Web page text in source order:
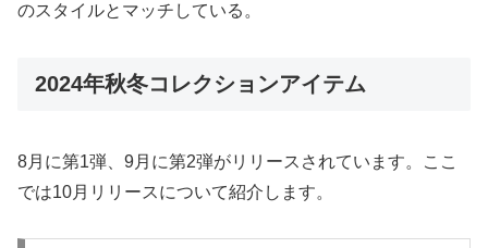
のスタイルとマッチしている。
2024年秋冬コレクションアイテム
8月に第1弾、9月に第2弾がリリースされています。ここ
では10月リリースについて紹介します。